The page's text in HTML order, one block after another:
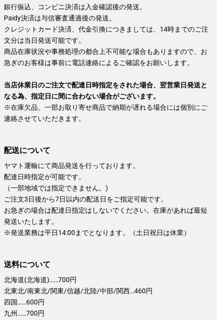
銀行振込、コンビニ決済は入金確認後の発送。
Paidy決済は与信審査通過後の発送。
クレジットカード決済、代金引換につきましては、14時までのご注
文分は当日発送可能です。
商品在庫状況や事務処理の都合上不可能な場合もありますので、お
急ぎのお客様は事前に電話連絡によるご確認をお願いします。
当店休業日のご注文で配達日時指定をされた場合、翌営業日発送と
なる為、指定日に間に合わない場合がございます。
※在庫欠品、一部お取り寄せ商品で納期が遅れる場合には個別にご
連絡させていただきます。
配送について
ヤマト運輸にて商品発送を行っております。
配達日時指定が可能です。
（一部地域では指定できません。)
ご注文3日後から7日以内の配送日をご指定可能です。
お急ぎの場合は配達日指定はしないでください。在庫があれば最短
発送いたします。
※発送業務は平日14:00までとなります。（土日祝日は休業）
送料について
北海道(北海道)……700円
北東北/南東北/関東/信越/北陸/中部/関西…460円
四国……600円
九州……700円